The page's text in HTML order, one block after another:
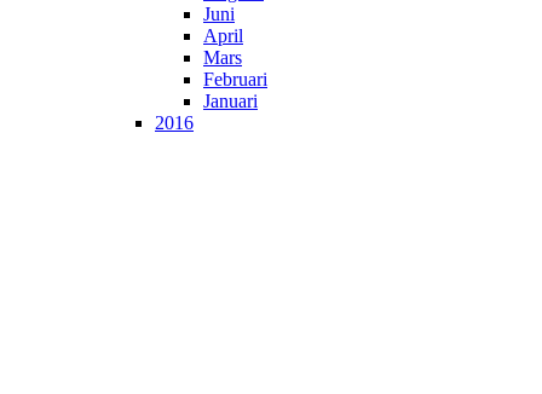
Juni
April
Mars
Februari
Januari
2016